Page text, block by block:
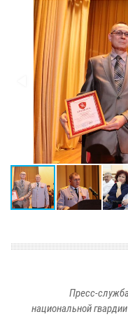
Пресс-
национальной